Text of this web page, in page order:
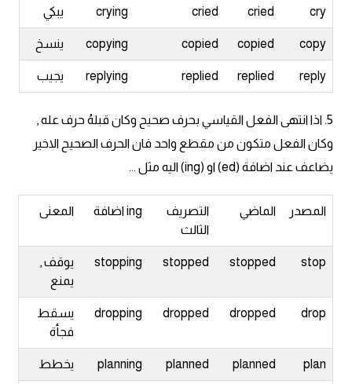
كلمات بحرف f
كلمات بحرف g
كلمات بحرف i
كلمات بحرف l
كلمات بحرف m
cry
cried
cried
crying يبكي
copy
copied
copied
copying ينسخ
reply
replied
replied
replying يجيب
5. اذا انتهى الفعل القياسي بحرف صحيح وكان قبلهُ حرف عله ,
وكان الفعل متكون من مقطع واحد فان الحرف الصحيح الاخير
يضاعف عند اضافة (ed) او (ing) اليه مثل ...
المصدر الماضي
التصريف
الثالث
ing اضافة المعنى
stop
stopped
stopped
stopping
يوقف ,
يمنع
drop
dropped
dropped
dropping
يسقط
فجأة
plan
planned
planned
planning يخطط